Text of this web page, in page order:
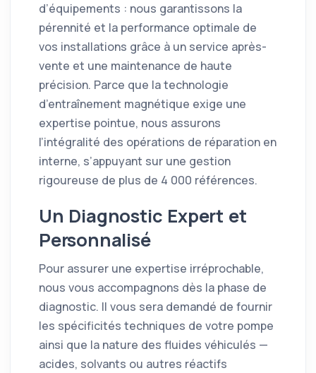
d’équipements : nous garantissons la
pérennité et la performance optimale de
vos installations grâce à un service après-
vente et une maintenance de haute
précision. Parce que la technologie
d’entraînement magnétique exige une
expertise pointue, nous assurons
l’intégralité des opérations de réparation en
interne, s’appuyant sur une gestion
rigoureuse de plus de 4 000 références.
Un Diagnostic Expert et
Personnalisé
Pour assurer une expertise irréprochable,
nous vous accompagnons dès la phase de
diagnostic. Il vous sera demandé de fournir
les spécificités techniques de votre pompe
ainsi que la nature des fluides véhiculés —
acides, solvants ou autres réactifs